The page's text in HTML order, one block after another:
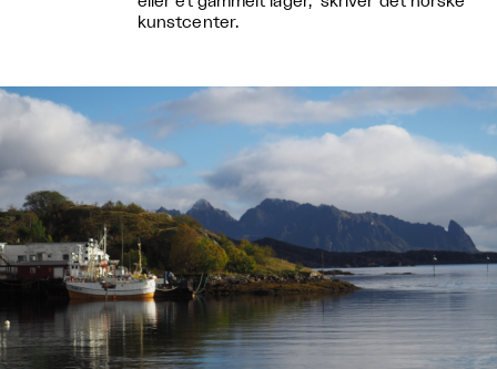
kunstcenter.